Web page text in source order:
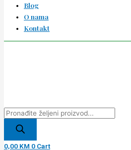
Blog
O nama
Kontakt
0,00 KM 0 Cart